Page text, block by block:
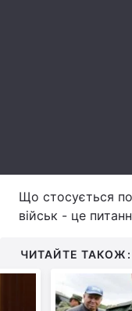
Що стосується
військ - це
ЧИТАЙТЕ ТАКОЖ: